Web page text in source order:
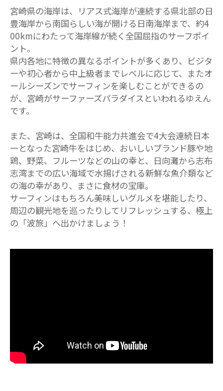
宮崎県の海岸は、リアス式海岸が連続する県北部の日
豊海岸から南国らしい海が開ける日南海岸まで、約4
00kmにわたって海岸線が続く全国屈指のサーフポイ
ント。
県内各地に特徴の異なるポイントが多くあり、ビジタ
ーや初心者から中上級者までレベルに応じて、またオ
ールシーズンでサーフィンを楽しむことができるの
が、宮崎がサーファーズパラダイスといわれるゆえん
です。
また、宮崎は、全国和牛能力共進会で4大会連続日本
一となった宮崎牛をはじめ、おいしいブランド豚や地
鶏、野菜、フルーツなどの山の幸と、日向灘から志布
志湾までの広い海域で水揚げされる新鮮な魚介類など
の海の幸があり、まさに食材の宝庫。
サーフィンはもちろん美味しいグルメを堪能したり、
周辺の観光地を巡ったりしてリフレッシュする、極上
の「波旅」へ出かけましょう！